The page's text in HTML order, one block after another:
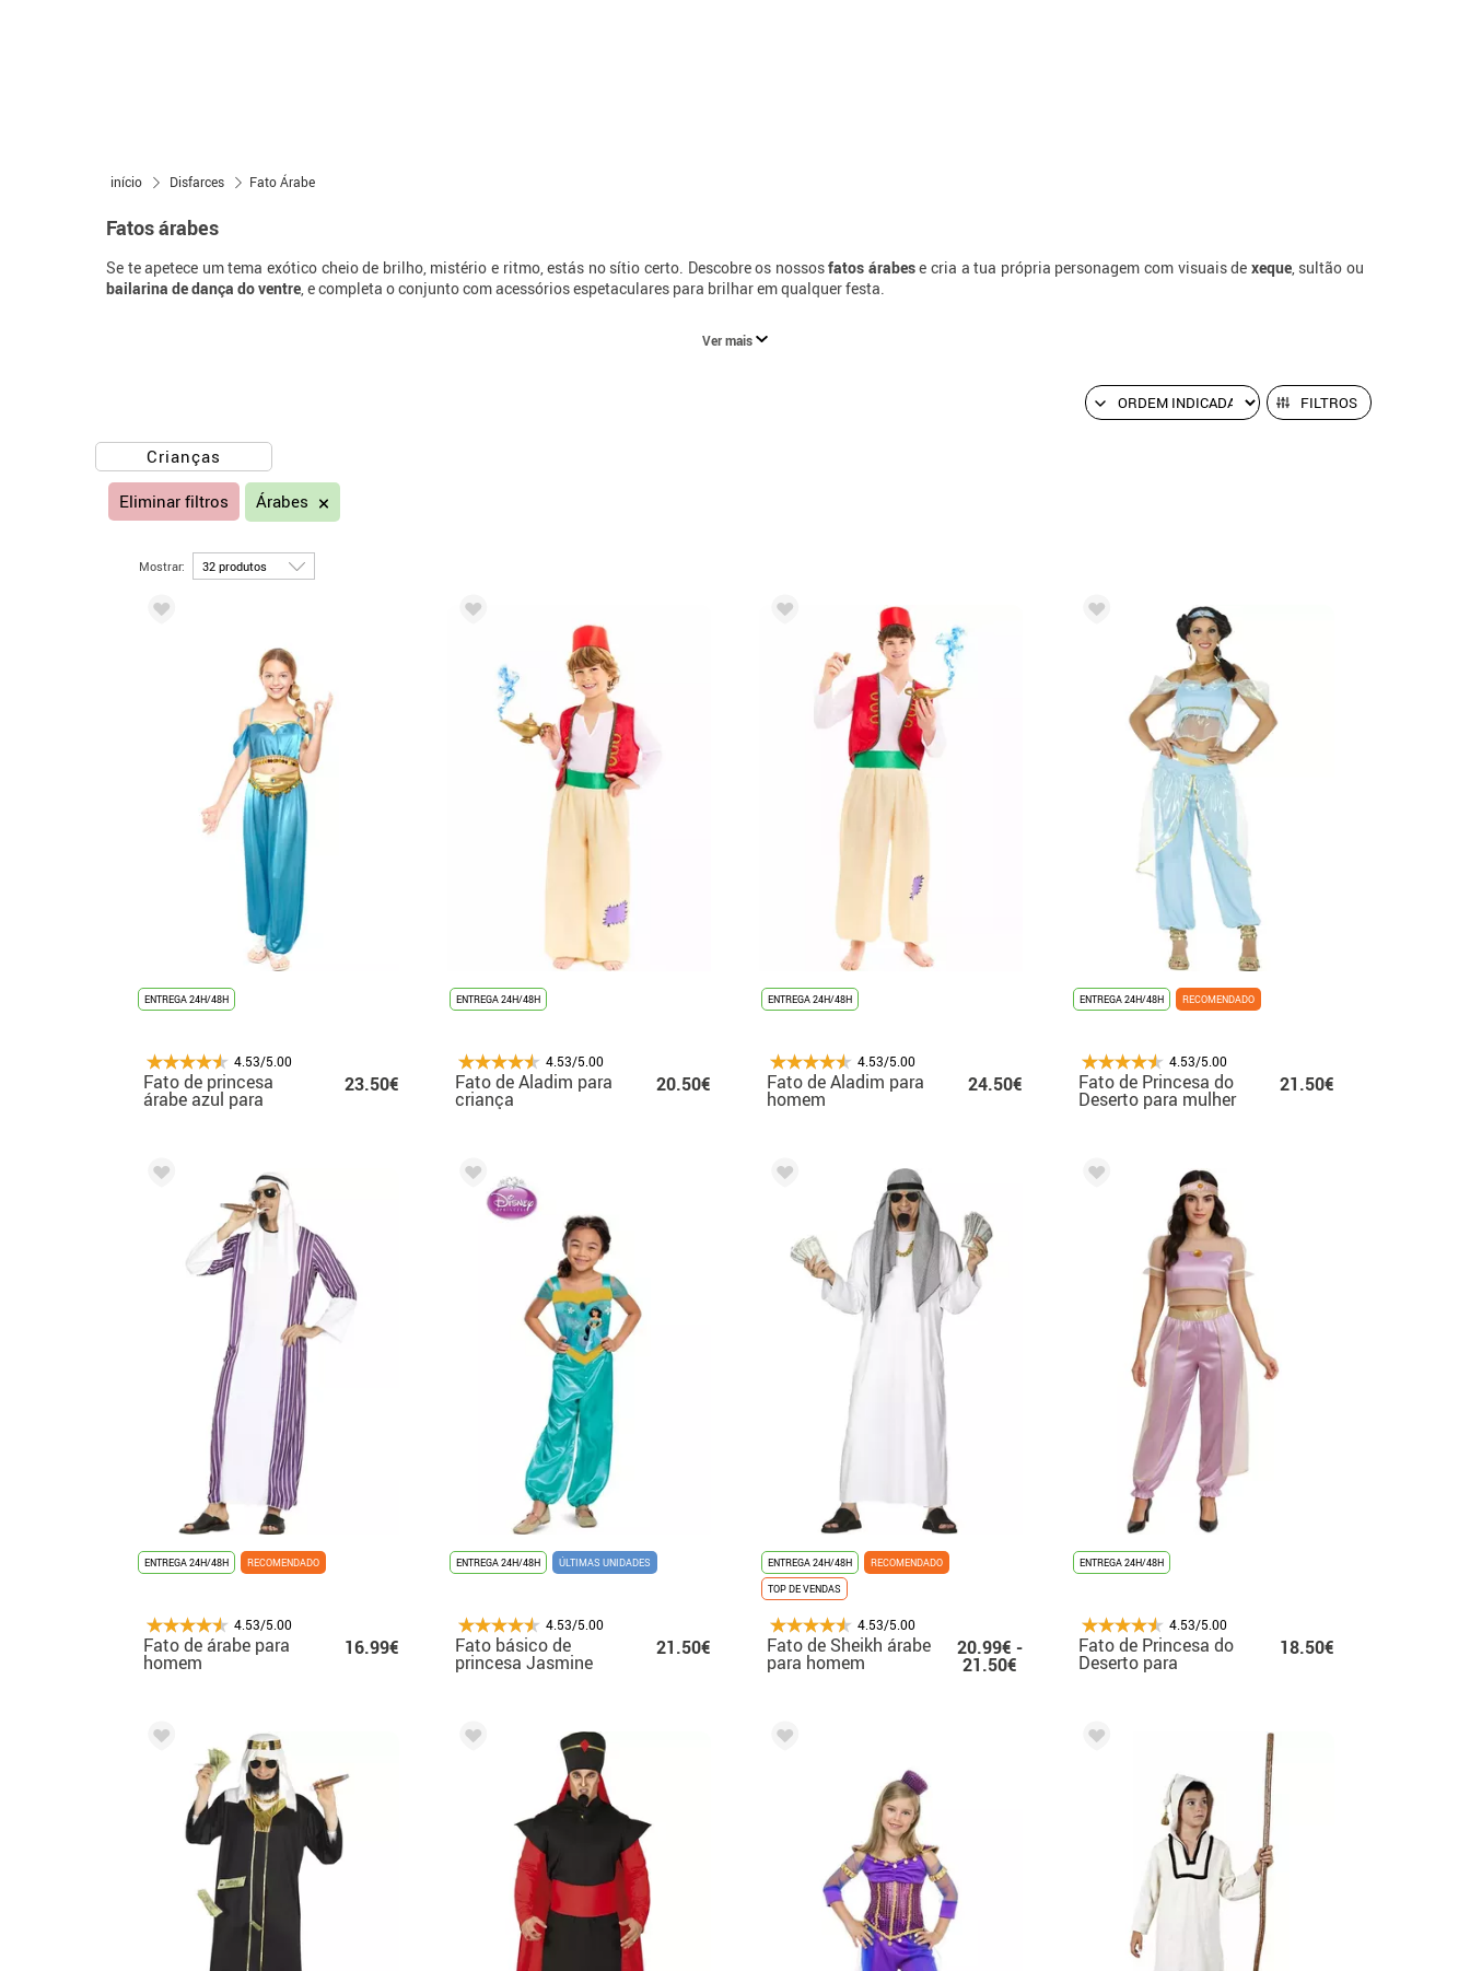
início Disfarces Fato Árabe
Fatos árabes
Se te apetece um tema exótico cheio de brilho, mistério e ritmo, estás no sítio certo. Descobre os nossosfatos árabese cria a tua própria personagem com visuais de xeque, sultão ou
bailarina de dança do ventre, e completa o conjunto com acessórios espetaculares para brilhar em qualquer festa.
Ver mais
FILTROS
Crianças
Eliminar filtros Árabes
Mostrar:
ENTREGA 24H/48H
4.53/5.00
Fato de princesa
árabe azul para
23.50€
ENTREGA 24H/48H
4.53/5.00
Fato de Aladim para
criança
20.50€
ENTREGA 24H/48H
4.53/5.00
Fato de Aladim para
homem
24.50€
ENTREGA 24H/48H RECOMENDADO
4.53/5.00
Fato de Princesa do
Deserto para mulher
21.50€
ENTREGA 24H/48H RECOMENDADO
4.53/5.00
Fato de árabe para
homem
16.99€
ENTREGA 24H/48H ÚLTIMAS UNIDADES
4.53/5.00
Fato básico de
princesa Jasmine
para menina
21.50€
ENTREGA 24H/48H
RECOMENDADO
TOP DE VENDAS
4.53/5.00
Fato de Sheikh árabe
para homem
20.99€ -
21.50€
ENTREGA 24H/48H
4.53/5.00
Fato de Princesa do
Deserto para
Mulheres
18.50€